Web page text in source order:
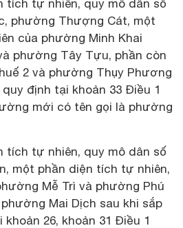
tích tự nhiên, quy mô dân số
phường Thượng Cát, một
của phường Minh Khai
phường Tây Tựu, phần còn
2 và phường Thụy Phương
định tại khoản 33 Điều 1
mới có tên gọi là phường
tích tự nhiên, quy mô dân số
một phần diện tích tự nhiên,
Mễ Trì và phường Phú
Mai Dịch sau khi sắp
26, khoản 31 Điều 1